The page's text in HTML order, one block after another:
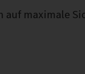
maximale